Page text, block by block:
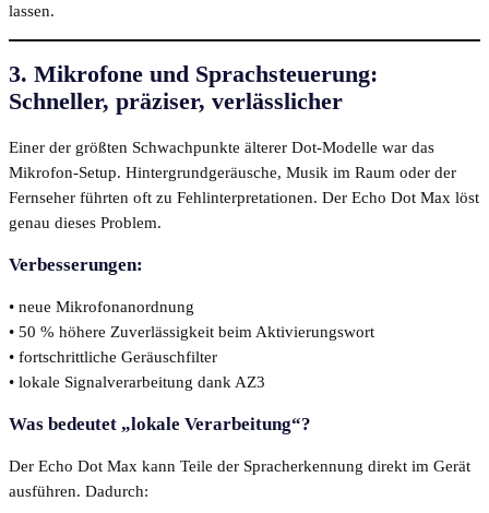
lassen.
3. Mikrofone und Sprachsteuerung:
Schneller, präziser, verlässlicher
Einer der größten Schwachpunkte älterer Dot-Modelle war das
Mikrofon-Setup. Hintergrundgeräusche, Musik im Raum oder der
Fernseher führten oft zu Fehlinterpretationen. Der Echo Dot Max löst
genau dieses Problem.
Verbesserungen:
• neue Mikrofonanordnung
• 50 % höhere Zuverlässigkeit beim Aktivierungswort
• fortschrittliche Geräuschfilter
• lokale Signalverarbeitung dank AZ3
Was bedeutet „lokale Verarbeitung“?
Der Echo Dot Max kann Teile der Spracherkennung direkt im Gerät
ausführen. Dadurch: